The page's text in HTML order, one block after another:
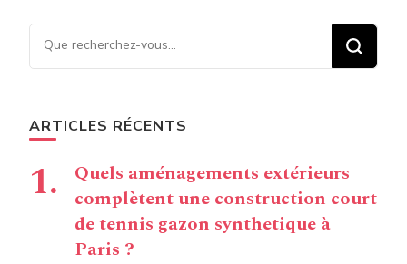
Vous recherchiez quelque
chose ?
ARTICLES RÉCENTS
Quels aménagements extérieurs
complètent une construction court
de tennis gazon synthetique à
Paris ?